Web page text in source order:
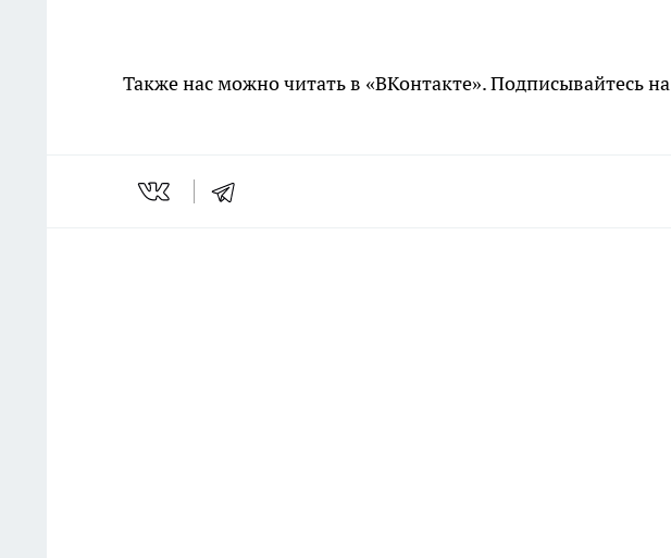
Также нас можно читать в «ВКонтакте». Подписывайтесь на